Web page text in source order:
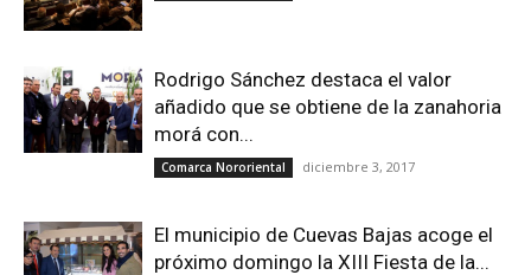
Rodrigo Sánchez destaca el valor
añadido que se obtiene de la zanahoria
morá con...
Comarca Nororiental diciembre 3, 2017
El municipio de Cuevas Bajas acoge el
próximo domingo la XIII Fiesta de la...